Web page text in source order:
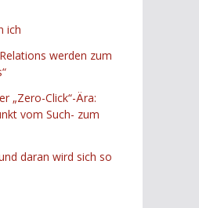
ich
werden zum
„Zero-Click“-Ära:
vom Such- zum
daran wird sich so